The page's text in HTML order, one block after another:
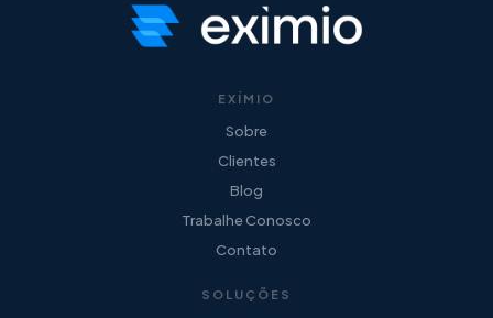
EXÍMIO
Sobre
Clientes
Blog
Trabalhe Conosco
Contato
SOLUÇÕES